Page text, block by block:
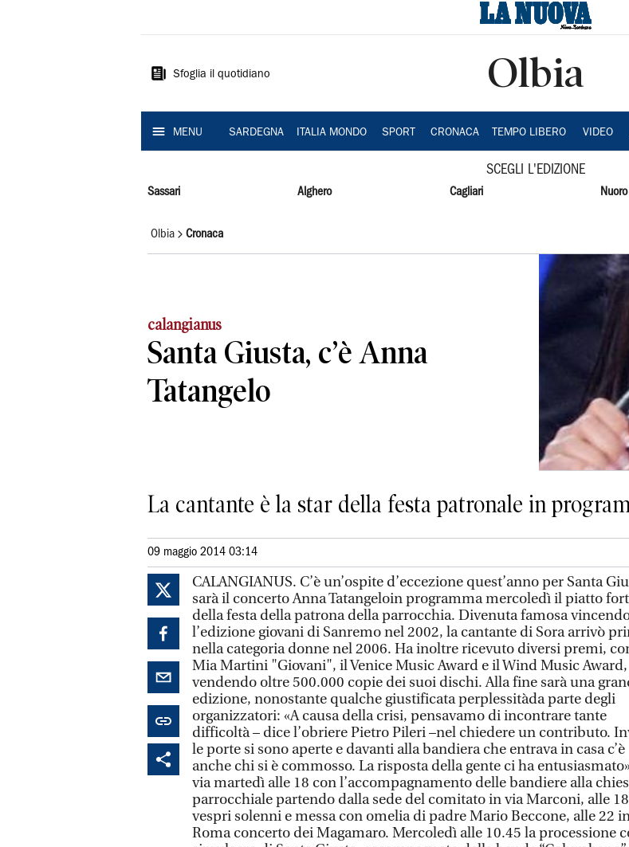
Sardegna
Sfoglia il quotidiano Olbia
MENU SARDEGNA ITALIA MONDO SPORT CRONACA TEMPO LIBERO VIDEO
SCEGLI L'EDIZIONE
Sassari Alghero Cagliari Nuoro
Olbia Cronaca
calangianus
Santa Giusta, c’è Anna
Tatangelo
La cantante è la star della festa patronale in
09 maggio 2014 03:14
CALANGIANUS. C’è un’ospite d’eccezione quest’anno per Santa
sarà il concerto Anna Tatangeloin programma mercoledì il piatto
della festa della patrona della parrocchia. Divenuta famosa
l’edizione giovani di Sanremo nel 2002, la cantante di Sora arrivò
nella categoria donne nel 2006. Ha inoltre ricevuto diversi premi,
Mia Martini "Giovani", il Venice Music Award e il Wind Music Award,
vendendo oltre 500.000 copie dei suoi dischi. Alla fine sarà una
edizione, nonostante qualche giustificata perplessitàda parte degli
organizzatori: «A causa della crisi, pensavamo di incontrare tante
difficoltà – dice l’obriere Pietro Pileri –nel chiedere un contributo.
le porte si sono aperte e davanti alla bandiera che entrava in casa c’è
anche chi si è commosso. La risposta della gente ci ha
via martedì alle 18 con l’accompagnamento delle bandiere alla
parrocchiale partendo dalla sede del comitato in via Marconi, alle 18
vespri solenni e messa con omelia di padre Mario Beccone, alle 22
Roma concerto dei Magamaro. Mercoledì alle 10.45 la processione